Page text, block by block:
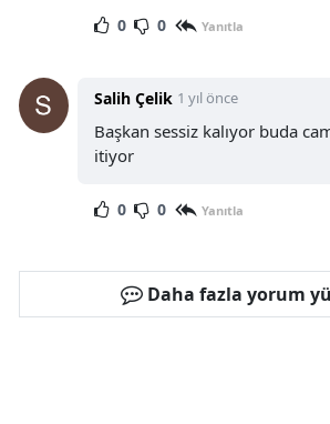
0 0 Yanıtla
Salih Çelik 1 yıl önce
Başkan sessiz kalıyor buda
itiyor
0 0 Yanıtla
Daha fazla yorum